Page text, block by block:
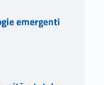
emergenti